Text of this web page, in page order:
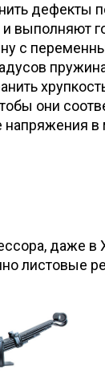
дефекты
и выполняют
с
они
даже в
листовые